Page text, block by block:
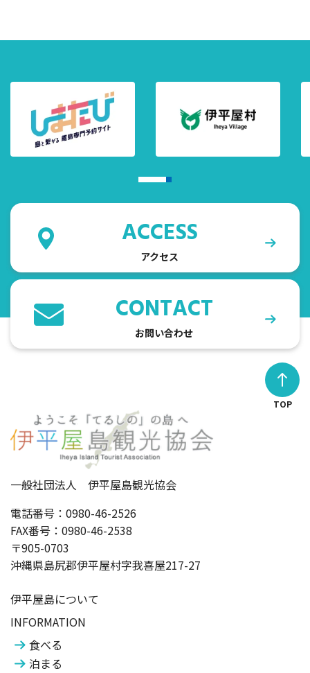
ACCESS
アクセス
CONTACT
お問い合わせ
TOP
一般社団法人 伊平屋島観光協会
電話番号：0980-46-2526
FAX番号：0980-46-2538
〒905-0703
沖縄県島尻郡伊平屋村字我喜屋217-27
伊平屋島について
INFORMATION
食べる
泊まる